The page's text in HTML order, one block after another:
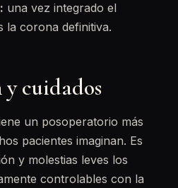
una vez integrado el
la corona definitiva.
cuidados
un posoperatorio más
pacientes imaginan. Es
y molestias leves los
controlables con la